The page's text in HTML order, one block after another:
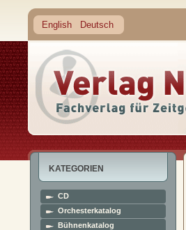
English Deutsch
KATEGORIEN
CD
Orchesterkatalog
Bühnenkatalog